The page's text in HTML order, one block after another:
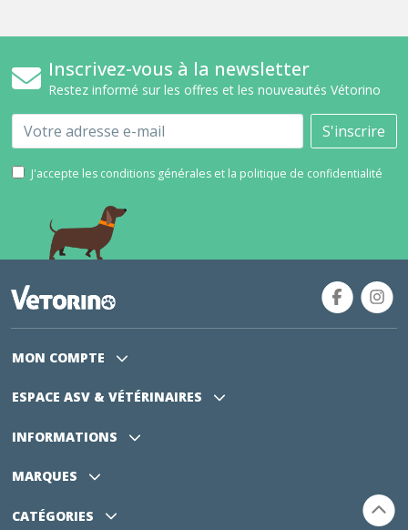
Inscrivez-vous à la newsletter
Restez informé sur les offres et les nouveautés Vétorino
Email S'inscrire
J'accepte les conditions générales et la politique de confidentialité
MON COMPTE
ESPACE ASV & VÉTÉRINAIRES
INFORMATIONS
MARQUES
CATÉGORIES